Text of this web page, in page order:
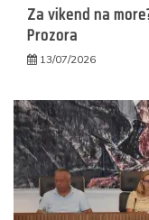
Za vikend na
Prozora
13/07/2026